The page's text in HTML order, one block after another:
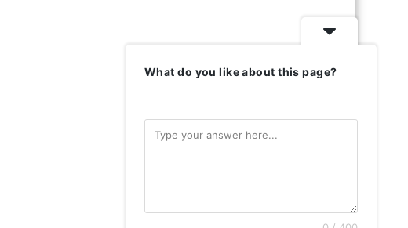
What do you like about this page?